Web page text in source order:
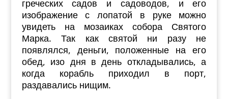
греческих садов и садоводов, и его
изображение с лопатой в руке можно
увидеть на мозаиках собора Святого
Марка. Так как святой ни разу не
появлялся, деньги, положенные на его
обед, изо дня в день откладывались, а
когда корабль приходил в порт,
раздавались нищим.